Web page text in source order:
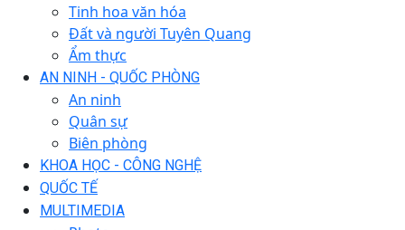
Tinh hoa văn hóa
Đất và người Tuyên Quang
Ẩm thực
AN NINH - QUỐC PHÒNG
An ninh
Quân sự
Biên phòng
KHOA HỌC - CÔNG NGHỆ
QUỐC TẾ
MULTIMEDIA